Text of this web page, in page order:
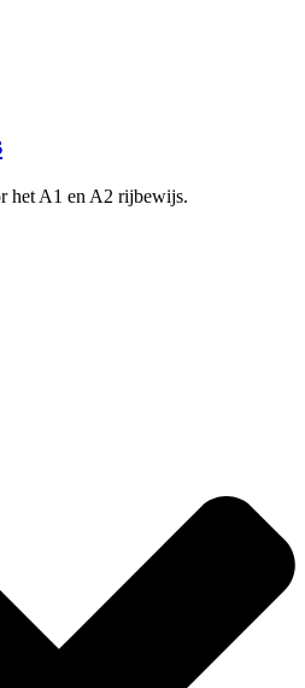
het A1 en A2 rijbewijs.